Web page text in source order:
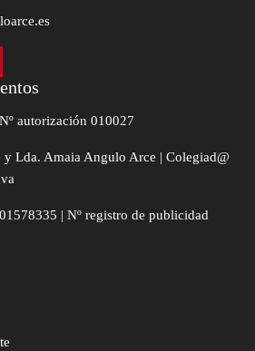
autorización 010027
Lda. Amaia Angulo Arce | Colegiad@
| Nº registro de publicidad